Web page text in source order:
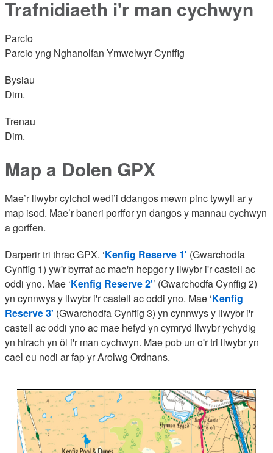
Trafnidiaeth i'r man cychwyn
Parcio
Parcio yng Nghanolfan Ymwelwyr Cynffig
Bysiau
Dim.
Trenau
Dim.
Map a Dolen GPX
Mae’r llwybr cylchol wedi’i ddangos mewn pinc tywyll ar y
map isod. Mae’r baneri porffor yn dangos y mannau cychwyn
a gorffen.
Darperir tri thrac GPX. ‘Kenfig Reserve 1' (Gwarchodfa
Cynffig 1) yw'r byrraf ac mae'n hepgor y llwybr i'r castell ac
oddi yno. Mae ‘Kenfig Reserve 2'’ (Gwarchodfa Cynffig 2)
yn cynnwys y llwybr i'r castell ac oddi yno. Mae ‘Kenfig
Reserve 3' (Gwarchodfa Cynffig 3) yn cynnwys y llwybr i'r
castell ac oddi yno ac mae hefyd yn cymryd llwybr ychydig
yn hirach yn ôl i'r man cychwyn. Mae pob un o'r tri llwybr yn
cael eu nodi ar fap yr Arolwg Ordnans.